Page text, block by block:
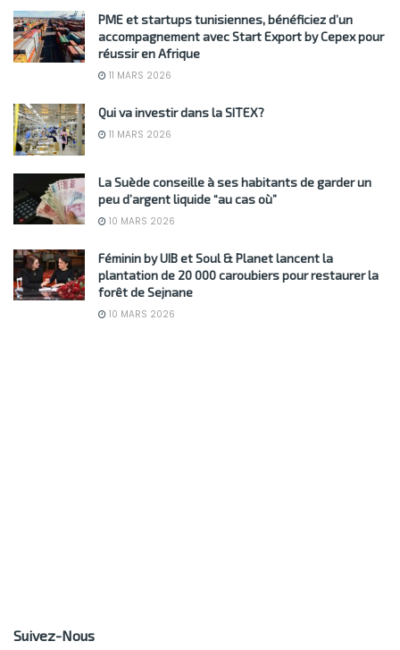
PME et startups tunisiennes, bénéficiez d’un
accompagnement avec Start Export by Cepex pour
réussir en Afrique
11 MARS 2026
Qui va investir dans la SITEX?
11 MARS 2026
La Suède conseille à ses habitants de garder un
peu d’argent liquide “au cas où”
10 MARS 2026
Féminin by UIB et Soul & Planet lancent la
plantation de 20 000 caroubiers pour restaurer la
forêt de Sejnane
10 MARS 2026
Suivez-Nous